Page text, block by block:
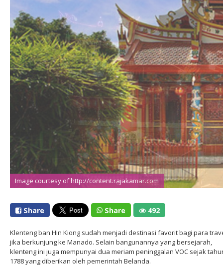
Image courtesy of http://kelenteng.com
Image courtesy of http://content.rajakamar.com
Share Share 492
Klenteng ban Hin Kiong sudah menjadi destinasi favorit bagi para
jika berkunjung ke Manado. Selain bangunannya yang bersejarah,
klenteng ini juga mempunyai dua meriam peninggalan VOC sejak
1788 yang diberikan oleh pemerintah Belanda.